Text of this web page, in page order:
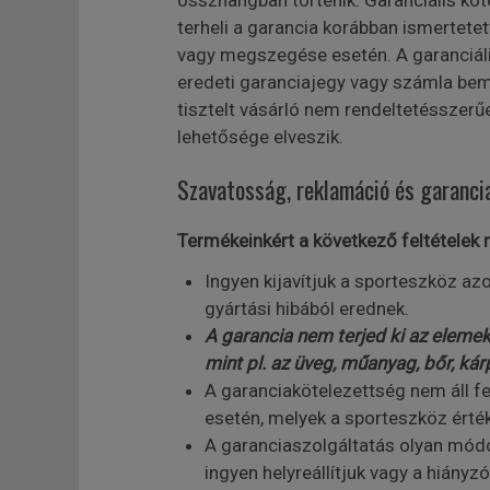
terheli a garancia korábban
vagy megszegése esetén. A
eredeti garanciajegy vagy számla
tisztelt vásárló nem
lehetősége elveszik.
Szavatosság, reklamáció és
Termékeinkért a következő feltételek
Ingyen kijavítjuk a sporteszköz
gyártási hibából erednek.
A garancia nem terjed ki az
mint pl. az üveg, műanyag, bőr,
A garanciakötelezettség nem áll
esetén, melyek a sporteszköz
A garanciaszolgáltatás olyan
ingyen helyreállítjuk vagy a